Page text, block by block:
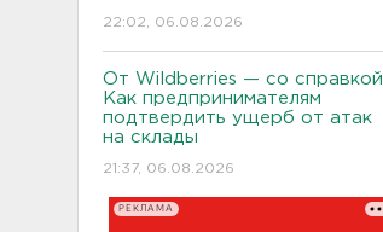
22:02, 06.08.2026
От Wildberries — со справкой.
Как предпринимателям
подтвердить ущерб от атак
на склады
21:37, 06.08.2026
РЕКЛАМА